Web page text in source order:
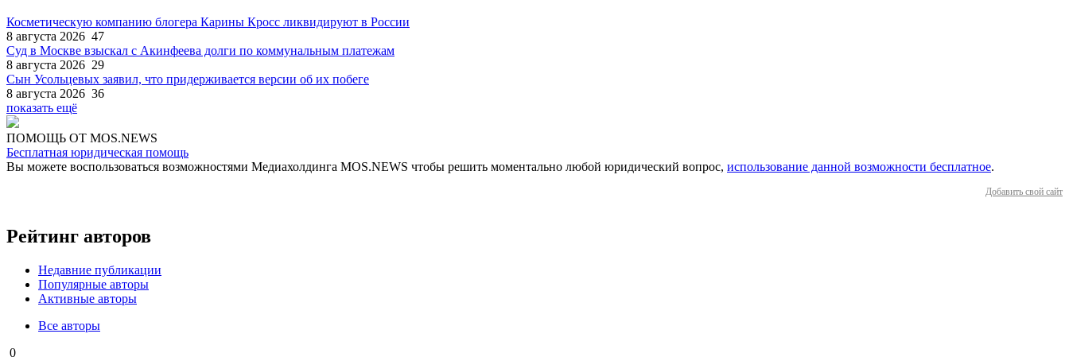
Косметическую компанию блогера Карины Кросс ликвидируют в России
8 августа 2026 47
Суд в Москве взыскал с Акинфеева долги по коммунальным платежам
8 августа 2026 29
Сын Усольцевых заявил, что придерживается версии об их побеге
8 августа 2026 36
показать ещё
ПОМОЩЬ ОТ MOS.NEWS
Бесплатная юридическая помощь
Вы можете воспользоваться возможностями Медиахолдинга MOS.NEWS чтобы решить моментально любой юридический вопрос, использование данной возможности бесплатное.
Добавить свой сайт
Рейтинг авторов
Недавние публикации
Популярные авторы
Активные авторы
Все авторы
0